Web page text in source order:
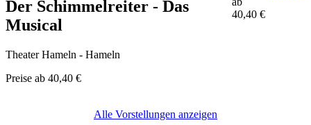
Der Schimmelreiter - Das
Musical
Theater Hameln - Hameln
Preise ab 40,40 €
40,40 €
Alle Vorstellungen anzeigen